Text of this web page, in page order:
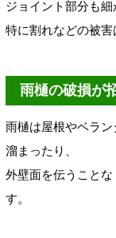
ジョイント部分も細
特に割れなどの被害
雨樋の破損が
雨樋は屋根やベラ
溜まったり、
外壁面を伝うことな
す。